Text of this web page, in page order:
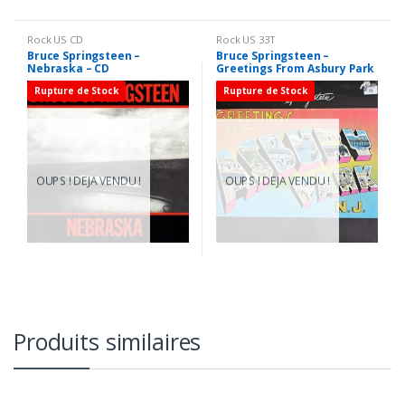
Rock US CD
Bruce Springsteen –
Nebraska – CD
Rupture de Stock
OUPS ! DEJA VENDU !
Rock US 33T
Bruce Springsteen –
Greetings From Asbury Park
N.J. – Vinyl LP 33T
Rupture de Stock
OUPS ! DEJA VENDU !
Produits similaires